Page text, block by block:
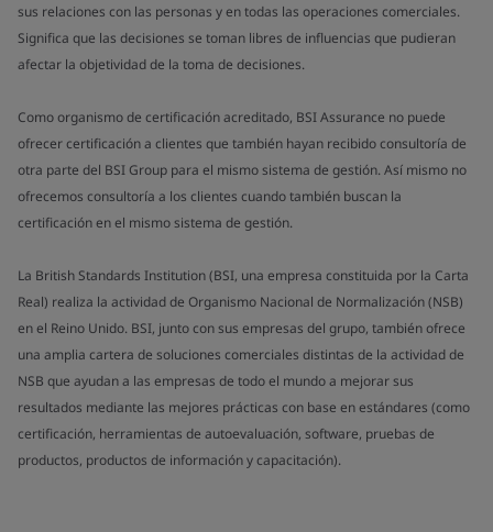
sus relaciones con las personas y en todas las operaciones comerciales.
Significa que las decisiones se toman libres de influencias que pudieran
afectar la objetividad de la toma de decisiones.
Como organismo de certificación acreditado, BSI Assurance no puede
ofrecer certificación a clientes que también hayan recibido consultoría de
otra parte del BSI Group para el mismo sistema de gestión. Así mismo no
ofrecemos consultoría a los clientes cuando también buscan la
certificación en el mismo sistema de gestión.
La British Standards Institution (BSI, una empresa constituida por la Carta
Real) realiza la actividad de Organismo Nacional de Normalización (NSB)
en el Reino Unido. BSI, junto con sus empresas del grupo, también ofrece
una amplia cartera de soluciones comerciales distintas de la actividad de
NSB que ayudan a las empresas de todo el mundo a mejorar sus
resultados mediante las mejores prácticas con base en estándares (como
certificación, herramientas de autoevaluación, software, pruebas de
productos, productos de información y capacitación).